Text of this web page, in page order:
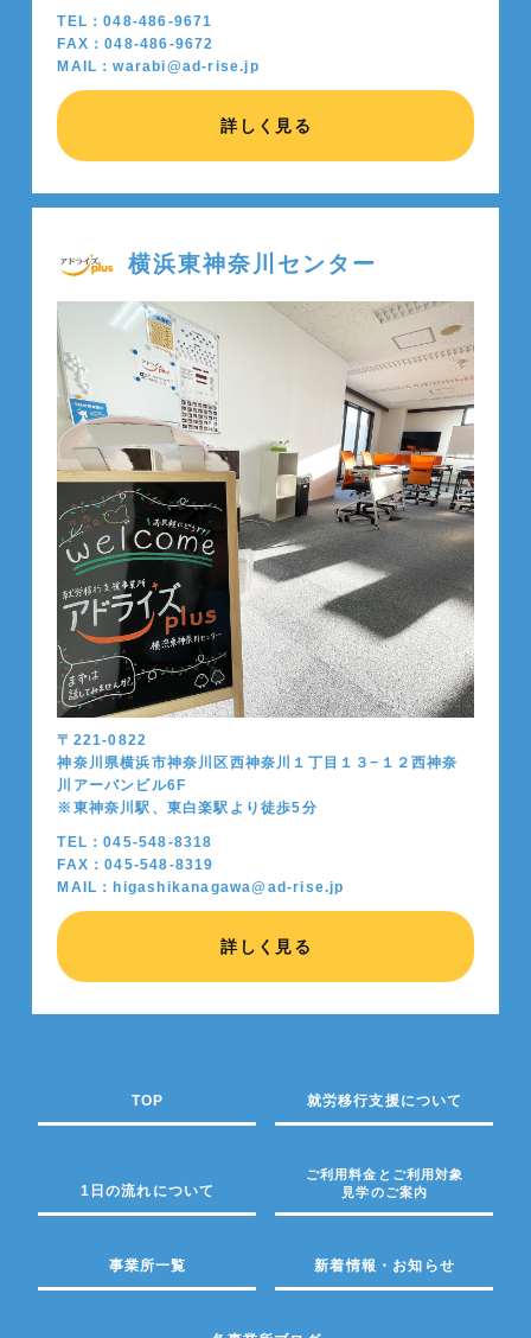
TEL：048-486-9671
FAX：048-486-9672
MAIL：warabi@ad-rise.jp
詳しく見る
横浜東神奈川センター
〒221-0822
神奈川県横浜市神奈川区西神奈川１丁目１３−１２西神奈
川アーバンビル6F
※東神奈川駅、東白楽駅より徒歩5分
TEL：045-548-8318
FAX：045-548-8319
MAIL：higashikanagawa@ad-rise.jp
詳しく見る
TOP 就労移行支援について
1日の流れについて
ご利用料金とご利用対象
見学のご案内
事業所一覧 新着情報・お知らせ